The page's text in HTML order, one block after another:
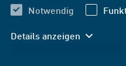
Notwendig
Details anzeigen